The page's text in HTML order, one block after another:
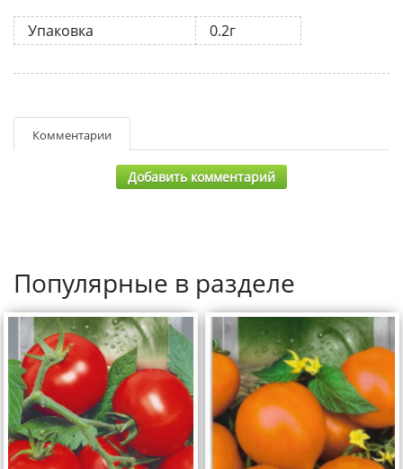
Упаковка 0.2г
Комментарии
Добавить комментарий
Популярные в разделе